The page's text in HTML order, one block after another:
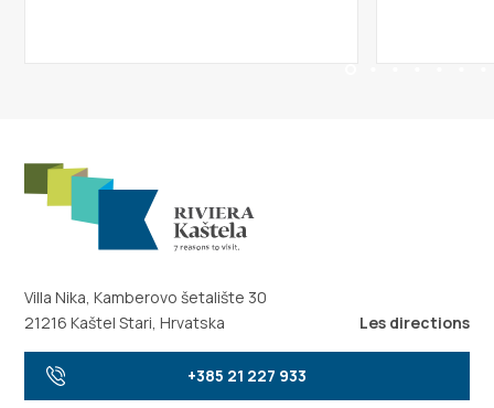
Villa Nika, Kamberovo šetalište 30
21216 Kaštel Stari, Hrvatska
Les directions
+385 21 227 933